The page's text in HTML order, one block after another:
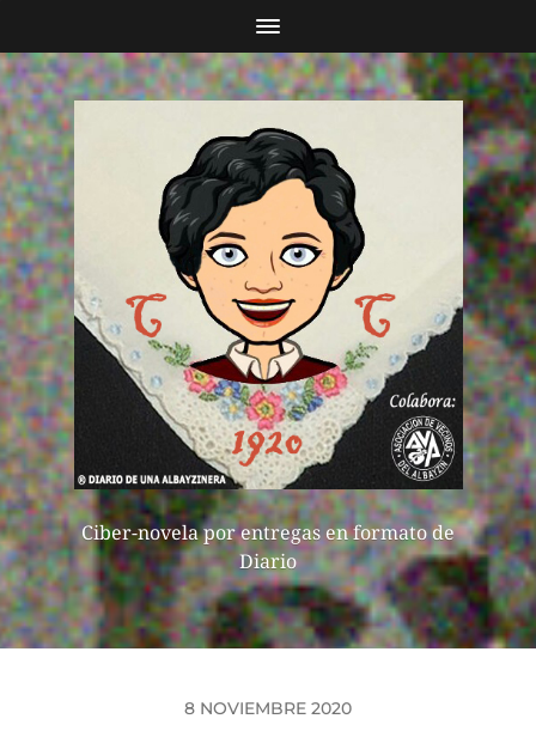
Ciber-novela por entregas en formato de
Diario
8 NOVIEMBRE 2020